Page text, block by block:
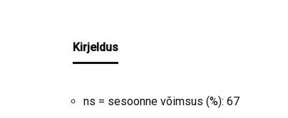
Kirjeldus
ns = sesoonne võimsus (%): 67